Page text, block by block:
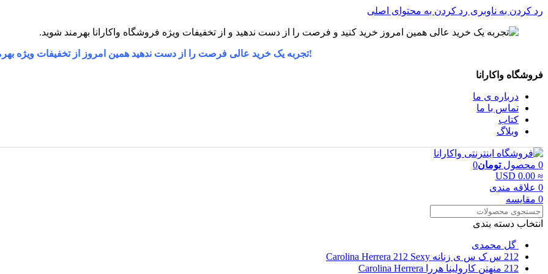
رد کردن به ناوبری رد کردن به محتوای اصلی
!تجربه یک خرید عالی فرصت را از دست ندهید همین امروز از تخفیفات ویژه
فروشگاه واکارانا
درباره ی ما
تماس با ما
کتاب
وبلاگ
0 محصول تومان0
≈ 0.00 USD
0 علاقه مندی
0 مقایسه
انتخاب دسته بندی
گل محمدی
212 س ک س ی زنانه Carolina Herrera 212 Sexy
212 منهتن کارولینا هررا Carolina Herrera